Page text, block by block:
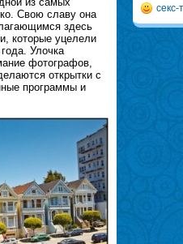
секс-
Свою славу она
здесь
которые уцелели
Улочка
фотографов,
открытки с
программы и